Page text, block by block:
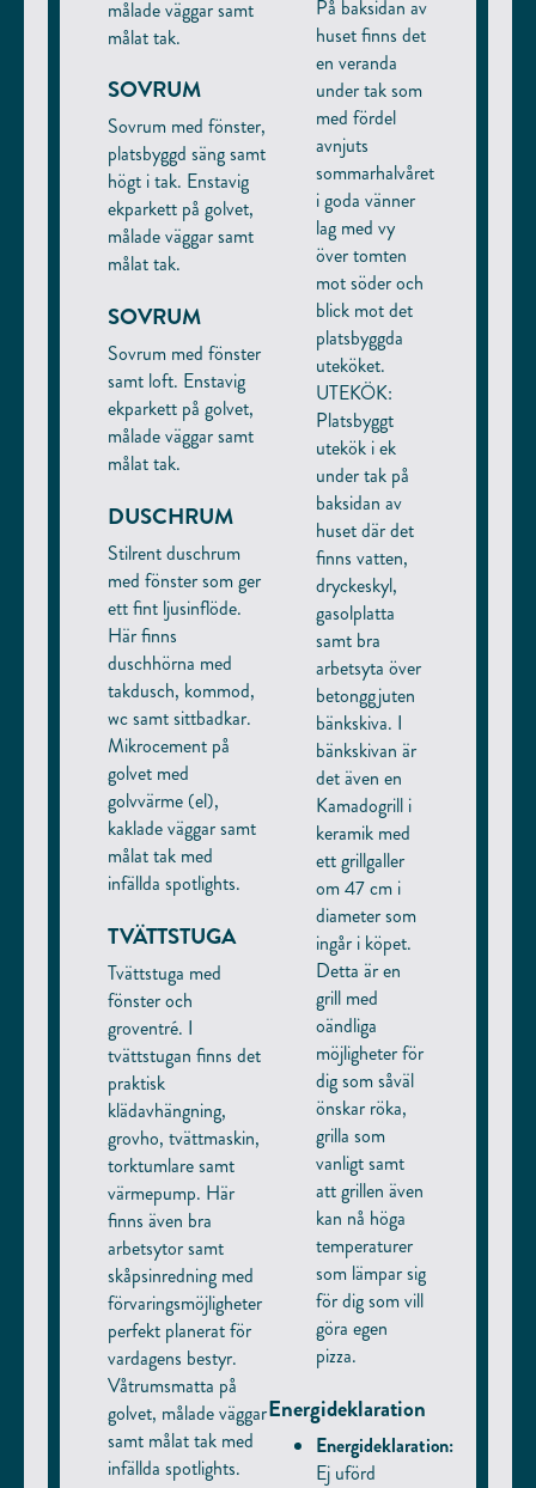
INTRESSEANMÄLAN
FÖRNAMN
EFTERNAMN
E-POST
TELEFONNUMMER
ÖVRIGT INFORMATION
Jag godkänner att mina kontaktuppgifter sparas.
Läs mer om vår dataskyddspolicy här
målade väggar samt
målat tak.
SOVRUM
Sovrum med fönster,
platsbyggd säng samt
högt i tak. Enstavig
ekparkett på golvet,
målade väggar samt
målat tak.
SOVRUM
Sovrum med fönster
samt loft. Enstavig
ekparkett på golvet,
målade väggar samt
målat tak.
DUSCHRUM
Stilrent duschrum
med fönster som ger
ett fint ljusinflöde.
Här finns
duschhörna med
takdusch, kommod,
wc samt sittbadkar.
Mikrocement på
golvet med
golvvärme (el),
kaklade väggar samt
målat tak med
infällda spotlights.
TVÄTTSTUGA
Tvättstuga med
fönster och
groventré. I
tvättstugan finns det
praktisk
klädavhängning,
grovho, tvättmaskin,
torktumlare samt
värmepump. Här
finns även bra
arbetsytor samt
skåpsinredning med
förvaringsmöjligheter
perfekt planerat för
vardagens bestyr.
Våtrumsmatta på
golvet, målade väggar
samt målat tak med
infällda spotlights.
På baksidan av
huset finns det
en veranda
under tak som
med fördel
avnjuts
sommarhalvåret
i goda vänner
lag med vy
över tomten
mot söder och
blick mot det
platsbyggda
uteköket.
UTEKÖK:
Platsbyggt
utekök i ek
under tak på
baksidan av
huset där det
finns vatten,
dryckeskyl,
gasolplatta
samt bra
arbetsyta över
betonggjuten
bänkskiva. I
bänkskivan är
det även en
Kamadogrill i
keramik med
ett grillgaller
om 47 cm i
diameter som
ingår i köpet.
Detta är en
grill med
oändliga
möjligheter för
dig som såväl
önskar röka,
grilla som
vanligt samt
att grillen även
kan nå höga
temperaturer
som lämpar sig
för dig som vill
göra egen
pizza.
Energideklaration
Energideklaration:
Ej uförd